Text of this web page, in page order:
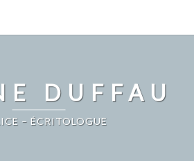
DUFFAU
– ÉCRITOLOGUE